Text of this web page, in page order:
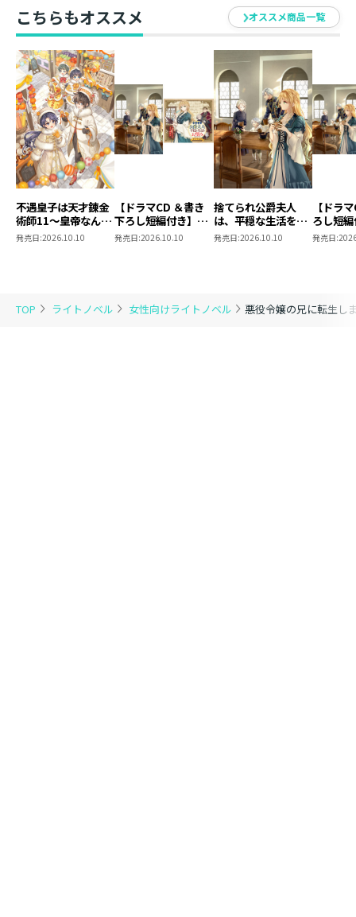
TOP ライトノベル 女性向けライトノベル 悪役令嬢の兄に転生し
すこし大きくなったみんなを楽しく描かせていただきま
した。
本編とあわせて楽しんでいただけましたら幸いです！
こちらもオススメ オススメ商品一覧
不遇皇子は天才錬金
術師11～皇帝なんて
柄じゃないので弟妹
発売日:2026.10.10
【ドラマCD ＆書き
下ろし短編付き】捨
てられ公爵夫人は、
発売日:2026.10.10
捨てられ公爵夫人
は、平穏な生活をお
望みのようです5
発売日:2026.10.10
【ドラ
ろし短
られ公
発売日: